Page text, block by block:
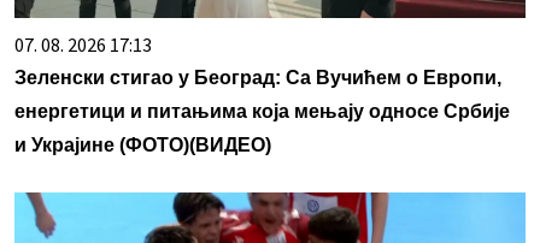
07. 08. 2026 17:13
Зеленски стигао у Београд: Са Вучићем о Европи,
енергетици и питањима која мењају односе Србије
и Украјине (ФОТО)(ВИДЕО)